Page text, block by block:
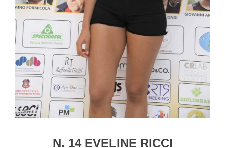
N. 14 EVELINE RICCI